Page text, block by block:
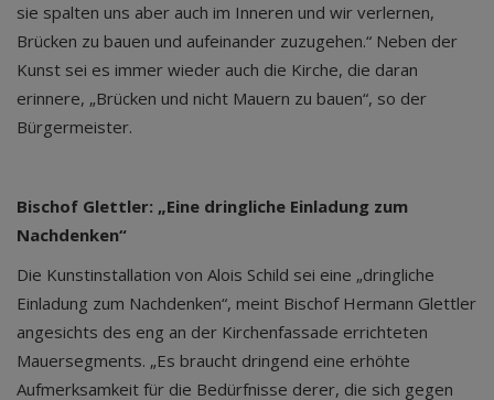
sie spalten uns aber auch im Inneren und wir verlernen,
Brücken zu bauen und aufeinander zuzugehen.“ Neben der
Kunst sei es immer wieder auch die Kirche, die daran
erinnere, „Brücken und nicht Mauern zu bauen“, so der
Bürgermeister.
Bischof Glettler: „Eine dringliche Einladung zum
Nachdenken“
Die Kunstinstallation von Alois Schild sei eine „dringliche
Einladung zum Nachdenken“, meint Bischof Hermann Glettler
angesichts des eng an der Kirchenfassade errichteten
Mauersegments. „Es braucht dringend eine erhöhte
Aufmerksamkeit für die Bedürfnisse derer, die sich gegen